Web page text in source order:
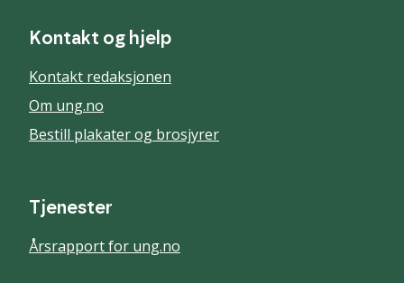
Kontakt og hjelp
Kontakt redaksjonen
Om ung.no
Bestill plakater og brosjyrer
Tjenester
Årsrapport for ung.no